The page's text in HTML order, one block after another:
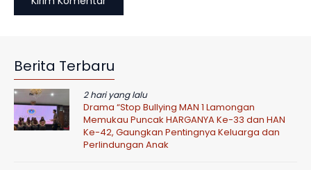
Berita Terbaru
2 hari yang lalu
Drama “Stop Bullying MAN 1 Lamongan
Memukau Puncak HARGANYA Ke-33 dan HAN
Ke-42, Gaungkan Pentingnya Keluarga dan
Perlindungan Anak